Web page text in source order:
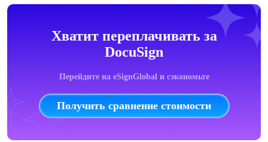
Хватит переплачивать за
DocuSign
Перейдите на eSignGlobal и сэкономьте
Получить сравнение стоимости